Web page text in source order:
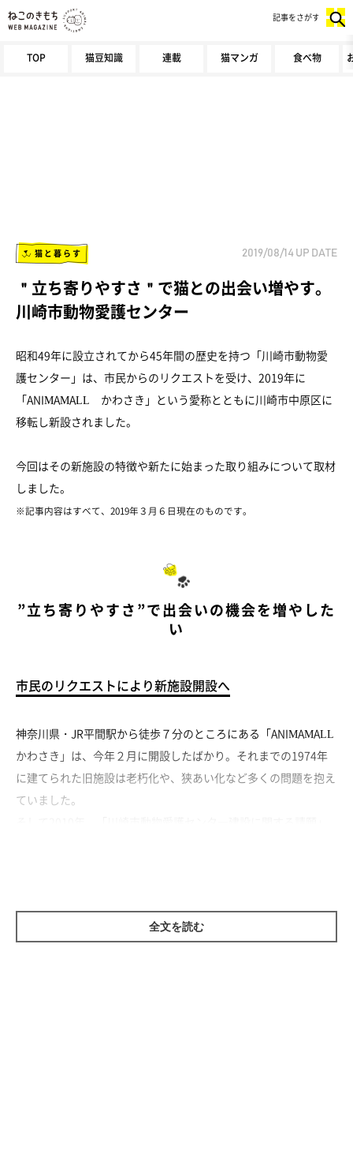
TOP 猫豆知識 連載 猫マンガ 食べ物
記事をさがす
猫と暮らす 2019/08/14 UP DATE
＂立ち寄りやすさ＂で猫との出会い増やす。
川崎市動物愛護センター
昭和49年に設立されてから45年間の歴史を持つ「川崎市動物愛
護センター」は、市民からのリクエストを受け、2019年に
「ANIMAMALL かわさき」という愛称とともに川崎市中原区に
移転し新設されました。
今回はその新施設の特徴や新たに始まった取り組みについて取材
しました。
※記事内容はすべて、2019年３月６日現在のものです。
”立ち寄りやすさ”で出会いの機会を増やした
い
市民のリクエストにより新施設開設へ
神奈川県・JR平間駅から徒歩７分のところにある「ANIMAMALL
かわさき」は、今年２月に開設したばかり。それまでの1974年
に建てられた旧施設は老朽化や、狭あい化など多くの問題を抱え
ていました。
ら、計画を進め、この度完成しました。
全文を読む